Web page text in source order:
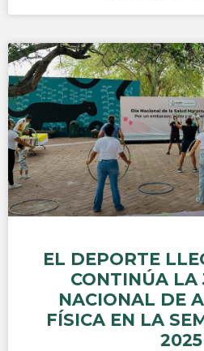
EL DEPORTE
CONTINÚA LA
NACIONAL DE
FÍSICA EN LA
2025